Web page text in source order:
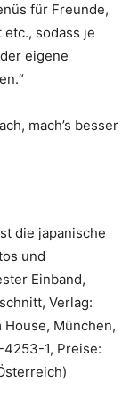
für Freunde,
sodass je
eigene
mach’s besser
die japanische
und
Einband,
Verlag:
München,
4253-1, Preise: